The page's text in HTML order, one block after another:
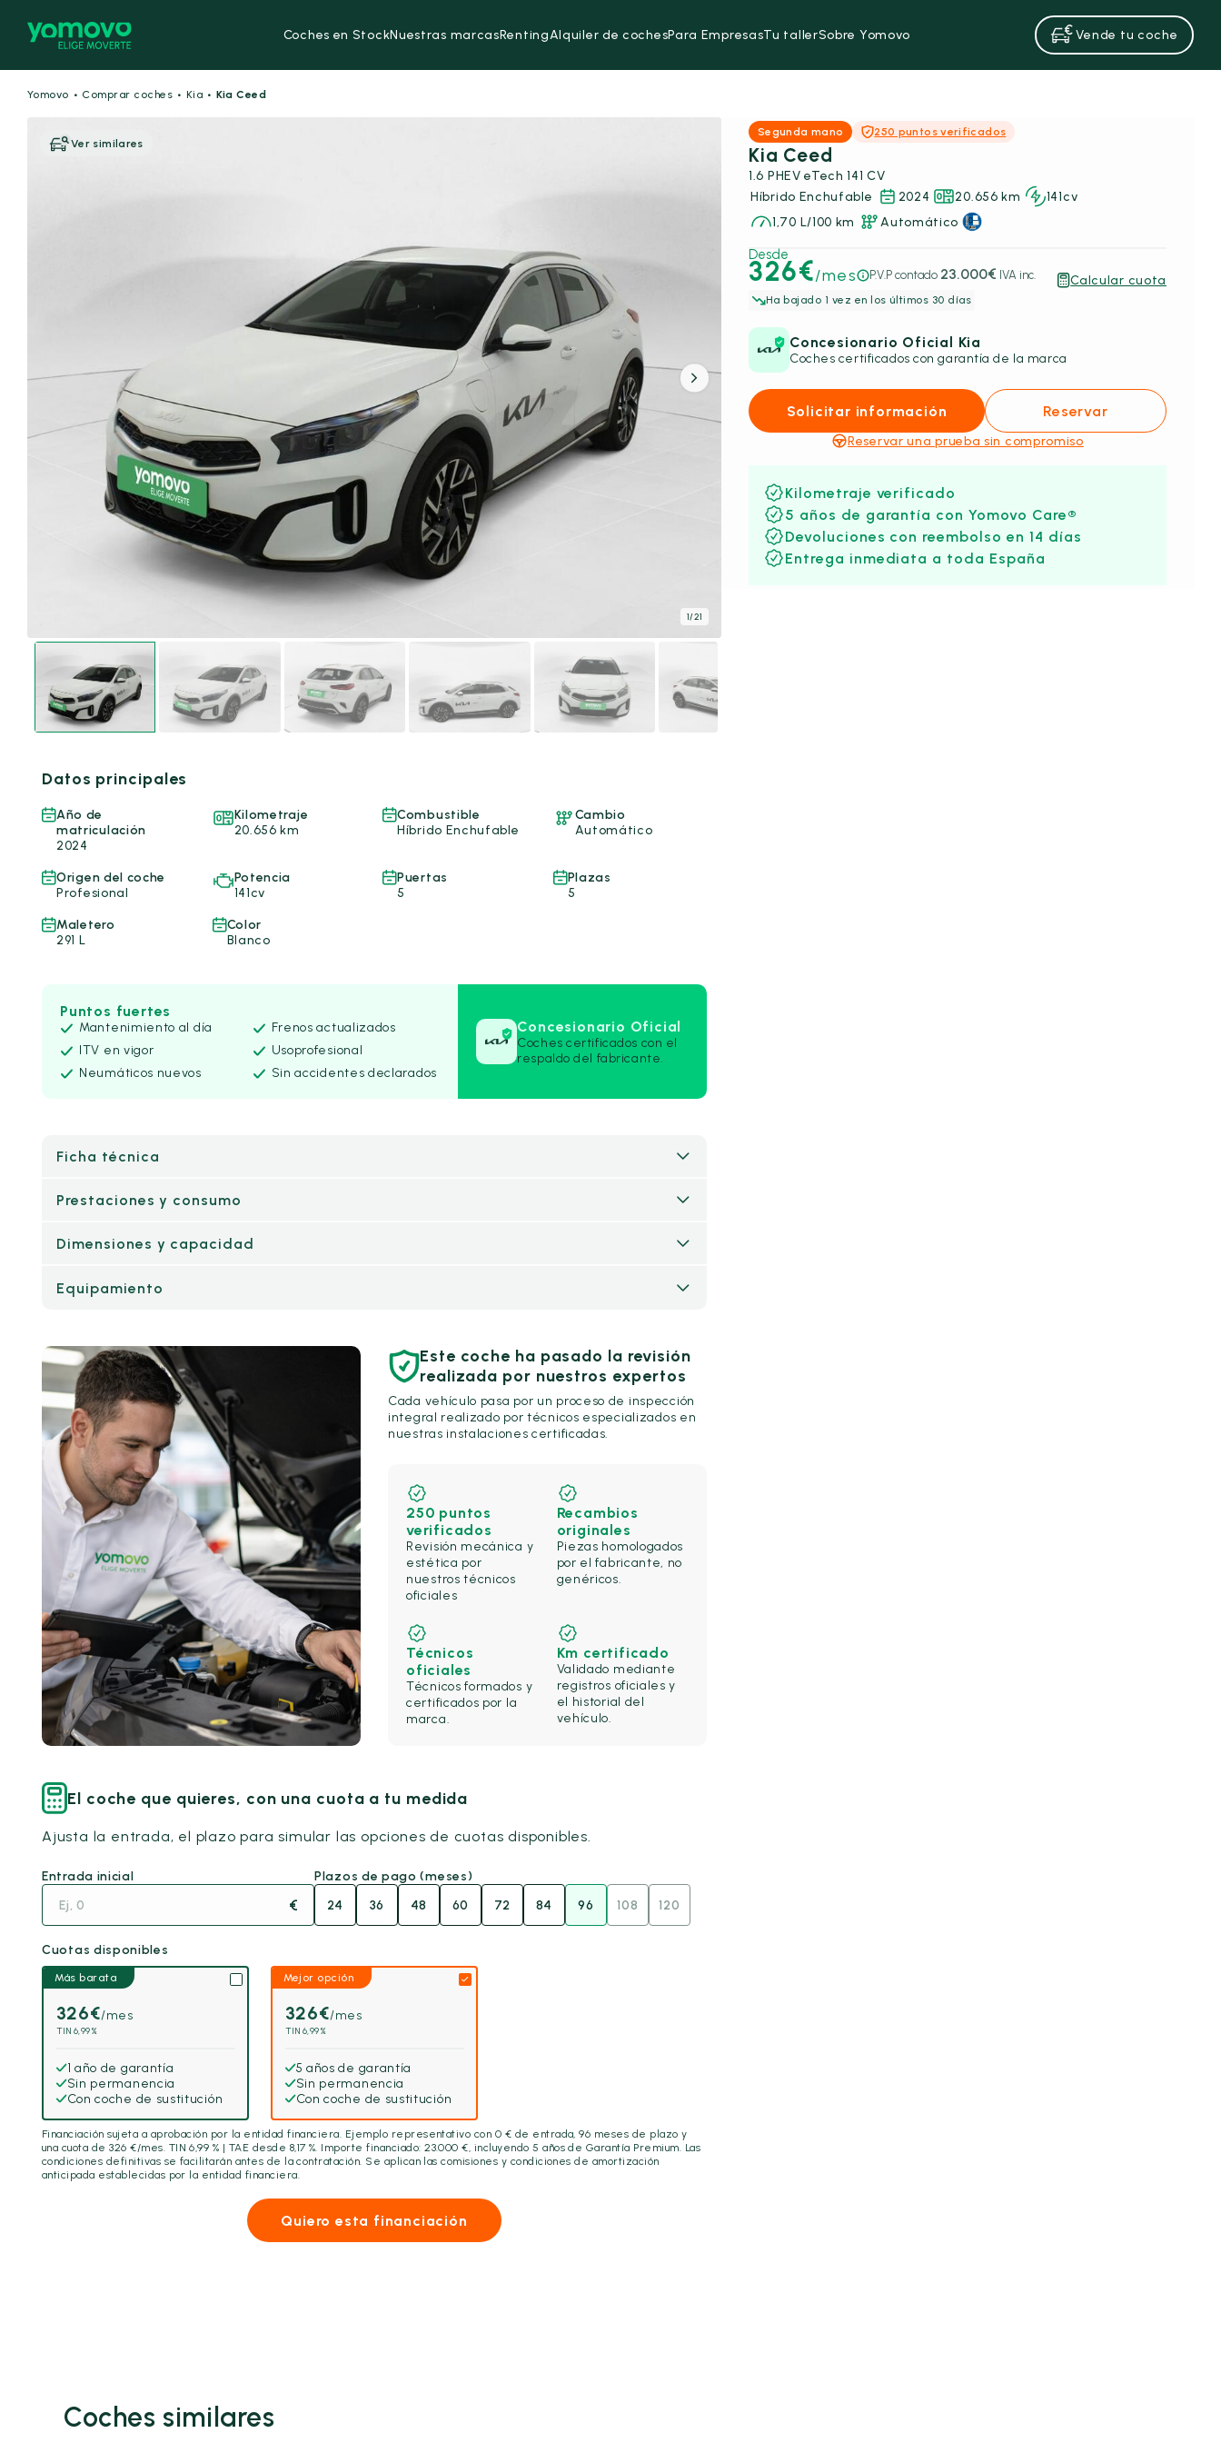
Coches en StockNuestras marcasRentingAlquiler de cochesPara EmpresasTu tallerSobre Yomovo Vende tu coche
Yomovo · Comprar coches · Kia · Kia Ceed
Ver similares
1/21
Segunda mano 250 puntos verificados
Kia Ceed
1.6 PHEV eTech 141 CV
Híbrido Enchufable
2024 20.656 km
141cv
1,70 L/100 km
Automático
Desde
326€/mes P.V.P contado 23.000€ IVA inc.
Ha bajado 1 vez en los últimos 30 días
Calcular cuota
Concesionario Oficial Kia
Coches certificados con garantía de la marca
Solicitar información Reservar
Reservar una prueba sin compromiso
Kilometraje verificado
5 años de garantía con Yomovo Care®
Devoluciones con reembolso en 14 días
Entrega inmediata a toda España
Datos principales
Año de
matriculación
2024
Kilometraje
20.656 km
Combustible
Híbrido Enchufable
Cambio
Automático
Origen del coche
Profesional
Potencia
141cv
Puertas
5
Plazas
5
Maletero
291 L
Color
Blanco
Puntos fuertes
Mantenimiento al día
Frenos actualizados
ITV en vigor
Usoprofesional
Neumáticos nuevos
Sin accidentes declarados
Concesionario Oficial
Coches certificados con el
respaldo del fabricante.
Ficha técnica
Prestaciones y consumo
Dimensiones y capacidad
Equipamiento
Este coche ha pasado la revisión
realizada por nuestros expertos
Cada vehículo pasa por un proceso de inspección
integral realizado por técnicos especializados en
nuestras instalaciones certificadas.
250 puntos
verificados
Revisión mecánica y
estética por
nuestros técnicos
oficiales
Recambios
originales
Piezas homologados
por el fabricante, no
genéricos.
Técnicos
oficiales
Técnicos formados y
certificados por la
marca.
Km certificado
Validado mediante
registros oficiales y
el historial del
vehículo.
El coche que quieres, con una cuota a tu medida
Ajusta la entrada, el plazo para simular las opciones de cuotas disponibles.
Entrada inicial
€
Plazos de pago (meses)
24
36 48 60 72 84 96 108 120
Cuotas disponibles
Más barata
326€/mes
TIN 6,99%
1 año de garantía
Sin permanencia
Con coche de sustitución
Mejor opción
326€/mes
TIN 6,99%
5 años de garantía
Sin permanencia
Con coche de sustitución
Financiación sujeta a aprobación por la entidad financiera. Ejemplo representativo con 0 € de entrada,96 meses de plazo y
una cuota de326 €/mes. TIN 6,99 % | TAE desde 8,17 %. Importe financiado:23.000 €, incluyendo5 años de Garantía Premium. Las
condiciones definitivas se facilitarán antes de la contratación. Se aplican las comisiones y condiciones de amortización
anticipada establecidas por la entidad financiera.
Quiero esta financiación
Coches similares